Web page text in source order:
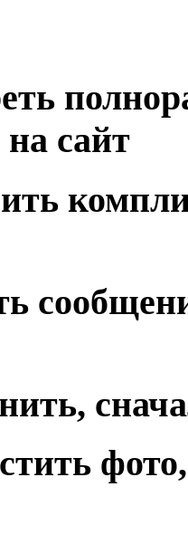
сайт